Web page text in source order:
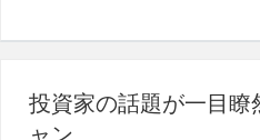
投資家の話題が一目瞭
ャン